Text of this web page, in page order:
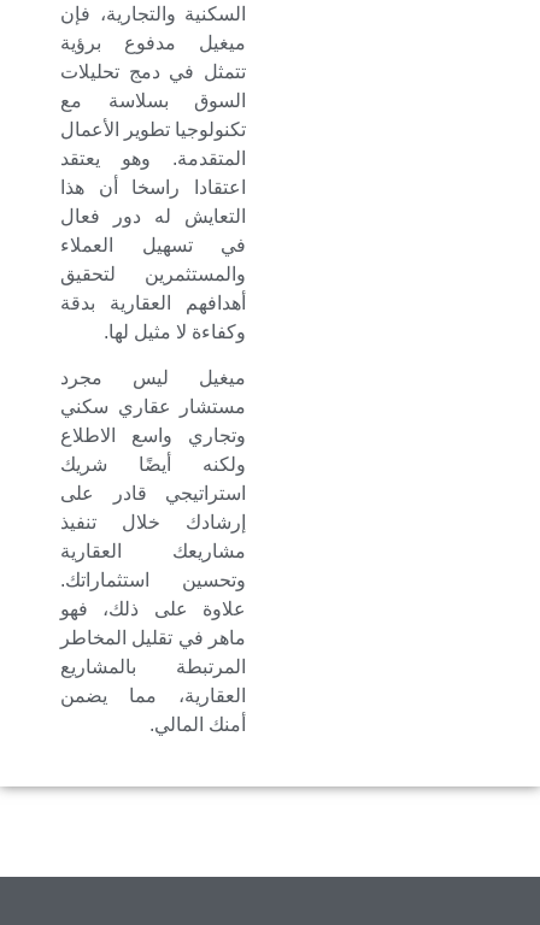
السكنية والتجارية، فإن
ميغيل مدفوع برؤية
تتمثل في دمج تحليلات
السوق بسلاسة مع
تكنولوجيا تطوير الأعمال
المتقدمة. وهو يعتقد
اعتقادا راسخا أن هذا
التعايش له دور فعال
في تسهيل العملاء
والمستثمرين لتحقيق
أهدافهم العقارية بدقة
وكفاءة لا مثيل لها.
ميغيل ليس مجرد
مستشار عقاري سكني
وتجاري واسع الاطلاع
ولكنه أيضًا شريك
استراتيجي قادر على
إرشادك خلال تنفيذ
مشاريعك العقارية
وتحسين استثماراتك.
علاوة على ذلك، فهو
ماهر في تقليل المخاطر
المرتبطة بالمشاريع
العقارية، مما يضمن
أمنك المالي.